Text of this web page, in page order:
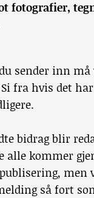
fotografier,
sender inn
Si fra hvis det
bidrag blir
alle kommer
men
så fort